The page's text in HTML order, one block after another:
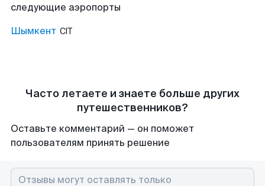
следующие аэропорты
Шымкент CIT
Часто летаете и знаете больше других
путешественников?
Оставьте комментарий — он поможет
пользователям принять решение